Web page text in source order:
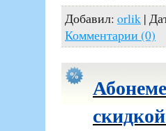
Добавил: orlik |
Комментарии (0)